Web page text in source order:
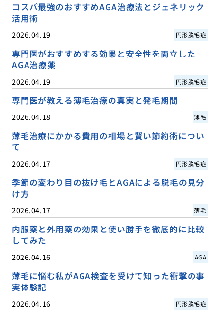
コスパ最強のおすすめAGA治療法とジェネリック
活用術
2026.04.19 円形脱毛症
専門医がおすすめする効果と安全性を両立した
AGA治療薬
2026.04.19 円形脱毛症
専門医が教える薄毛治療の真実と発毛期間
2026.04.18 薄毛
薄毛治療にかかる費用の相場と賢い節約術につい
て
2026.04.17 円形脱毛症
季節の変わり目の抜け毛とAGAによる脱毛の見分
け方
2026.04.17 薄毛
内服薬と外用薬の効果と使い勝手を徹底的に比較
してみた
2026.04.16 AGA
薄毛に悩む私がAGA検査を受けて知った衝撃の事
実体験記
2026.04.16 円形脱毛症